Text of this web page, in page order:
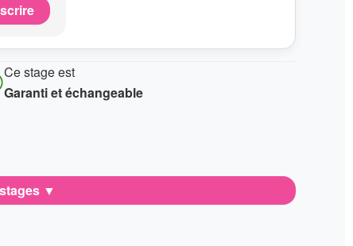
Ce stage est
Garanti et échangeable
▼